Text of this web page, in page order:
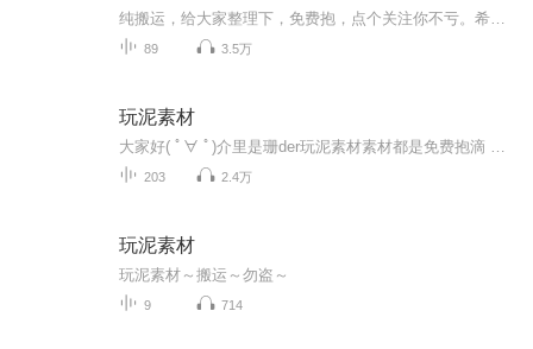
89 3.5万
玩泥素材
203 2.4万
玩泥素材
玩泥素材～搬运～勿盗～
9 714